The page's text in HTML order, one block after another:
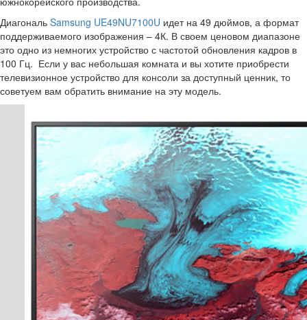
Диагональ Samsung UE49NU7100U идет на 49 дюймов, а формат
поддерживаемого изображения – 4К. В своем ценовом диапазоне
это одно из немногих устройство с частотой обновления кадров в
100 Гц. Если у вас небольшая комната и вы хотите приобрести
телевизионное устройство для консоли за доступный ценник, то
советуем вам обратить внимание на эту модель.